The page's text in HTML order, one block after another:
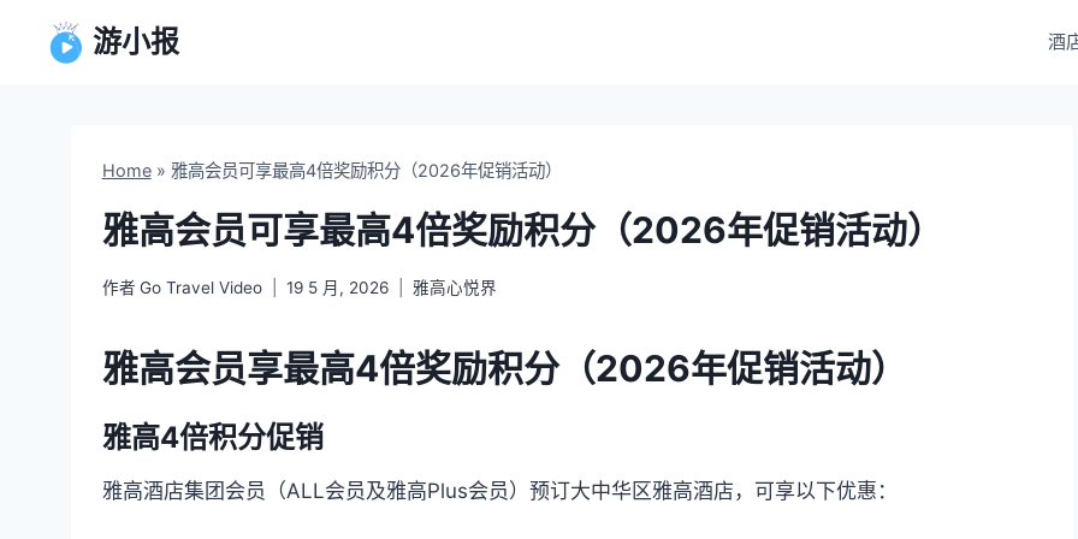
游小报 酒
Home» 雅高会员可享最高4倍奖励积分（2026年促销活动）
雅高会员可享最高4倍奖励积分（2026年促销活动）
作者 Go Travel Video 19 5 月, 2026 雅高心悦界
雅高会员享最高4倍奖励积分（2026年促销活动）
雅高4倍积分促销
雅高酒店集团会员（ALL会员及雅高Plus会员）预订大中华区雅高酒店，可享以下优惠：